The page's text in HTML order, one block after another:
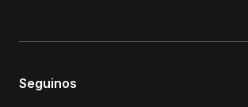
Seguinos